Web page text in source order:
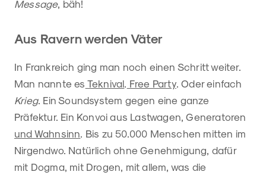
Message, bäh!
Aus Ravern werden Väter
In Frankreich ging man noch einen Schritt weiter.
Man nannte es Teknival. Free Party. Oder einfach
Krieg. Ein Soundsystem gegen eine ganze
Präfektur. Ein Konvoi aus Lastwagen, Generatoren
und Wahnsinn. Bis zu 50.000 Menschen mitten im
Nirgendwo. Natürlich ohne Genehmigung, dafür
mit Dogma, mit Drogen, mit allem, was die